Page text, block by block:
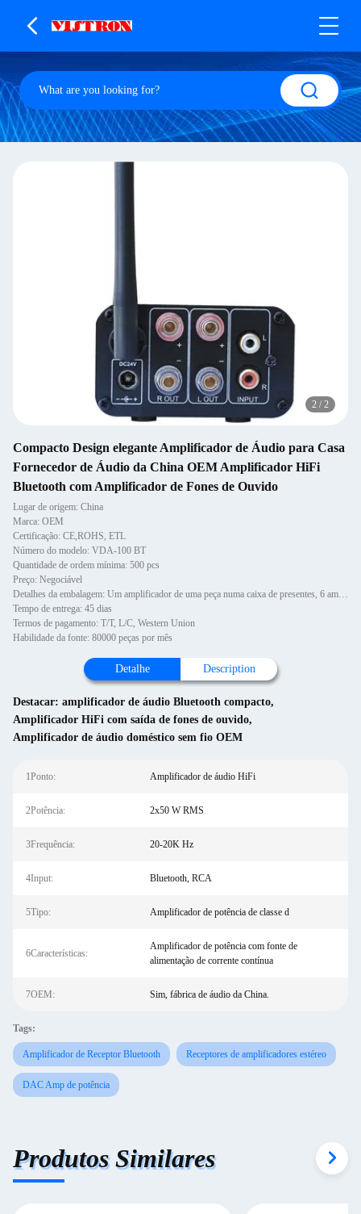
2 / 2
Compacto Design elegante Amplificador de Áudio para Casa
Fornecedor de Áudio da China OEM Amplificador HiFi
Bluetooth com Amplificador de Fones de Ouvido
Lugar de origem: China
Marca: OEM
Certificação: CE,ROHS, ETL
Número do modelo: VDA-100 BT
Quantidade de ordem mínima: 500 pcs
Preço: Negociável
Detalhes da embalagem: Um amplificador de uma peça numa caixa de presentes, 6 amplificadores numa caixa de cartão
Tempo de entrega: 45 dias
Termos de pagamento: T/T, L/C, Western Union
Habilidade da fonte: 80000 peças por mês
Detalhe Description
Destacar: amplificador de áudio Bluetooth compacto,
Amplificador HiFi com saída de fones de ouvido,
Amplificador de áudio doméstico sem fio OEM
1Ponto: Amplificador de áudio HiFi
2Potência: 2x50 W RMS
3Frequência: 20-20K Hz
4Input: Bluetooth, RCA
5Tipo: Amplificador de potência de classe d
6Características:
Amplificador de potência com fonte de
alimentação de corrente contínua
7OEM: Sim, fábrica de áudio da China.
Tags:
Amplificador de Receptor Bluetooth Receptores de amplificadores estéreo
DAC Amp de potência
Produtos Similares